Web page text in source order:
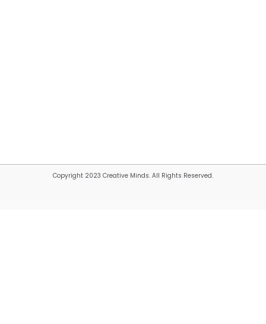
Copyright 2023 Creative Minds. All Rights Reserved.